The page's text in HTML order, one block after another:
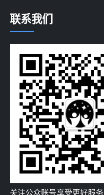
联系我们
关注公众账号享受更好服务